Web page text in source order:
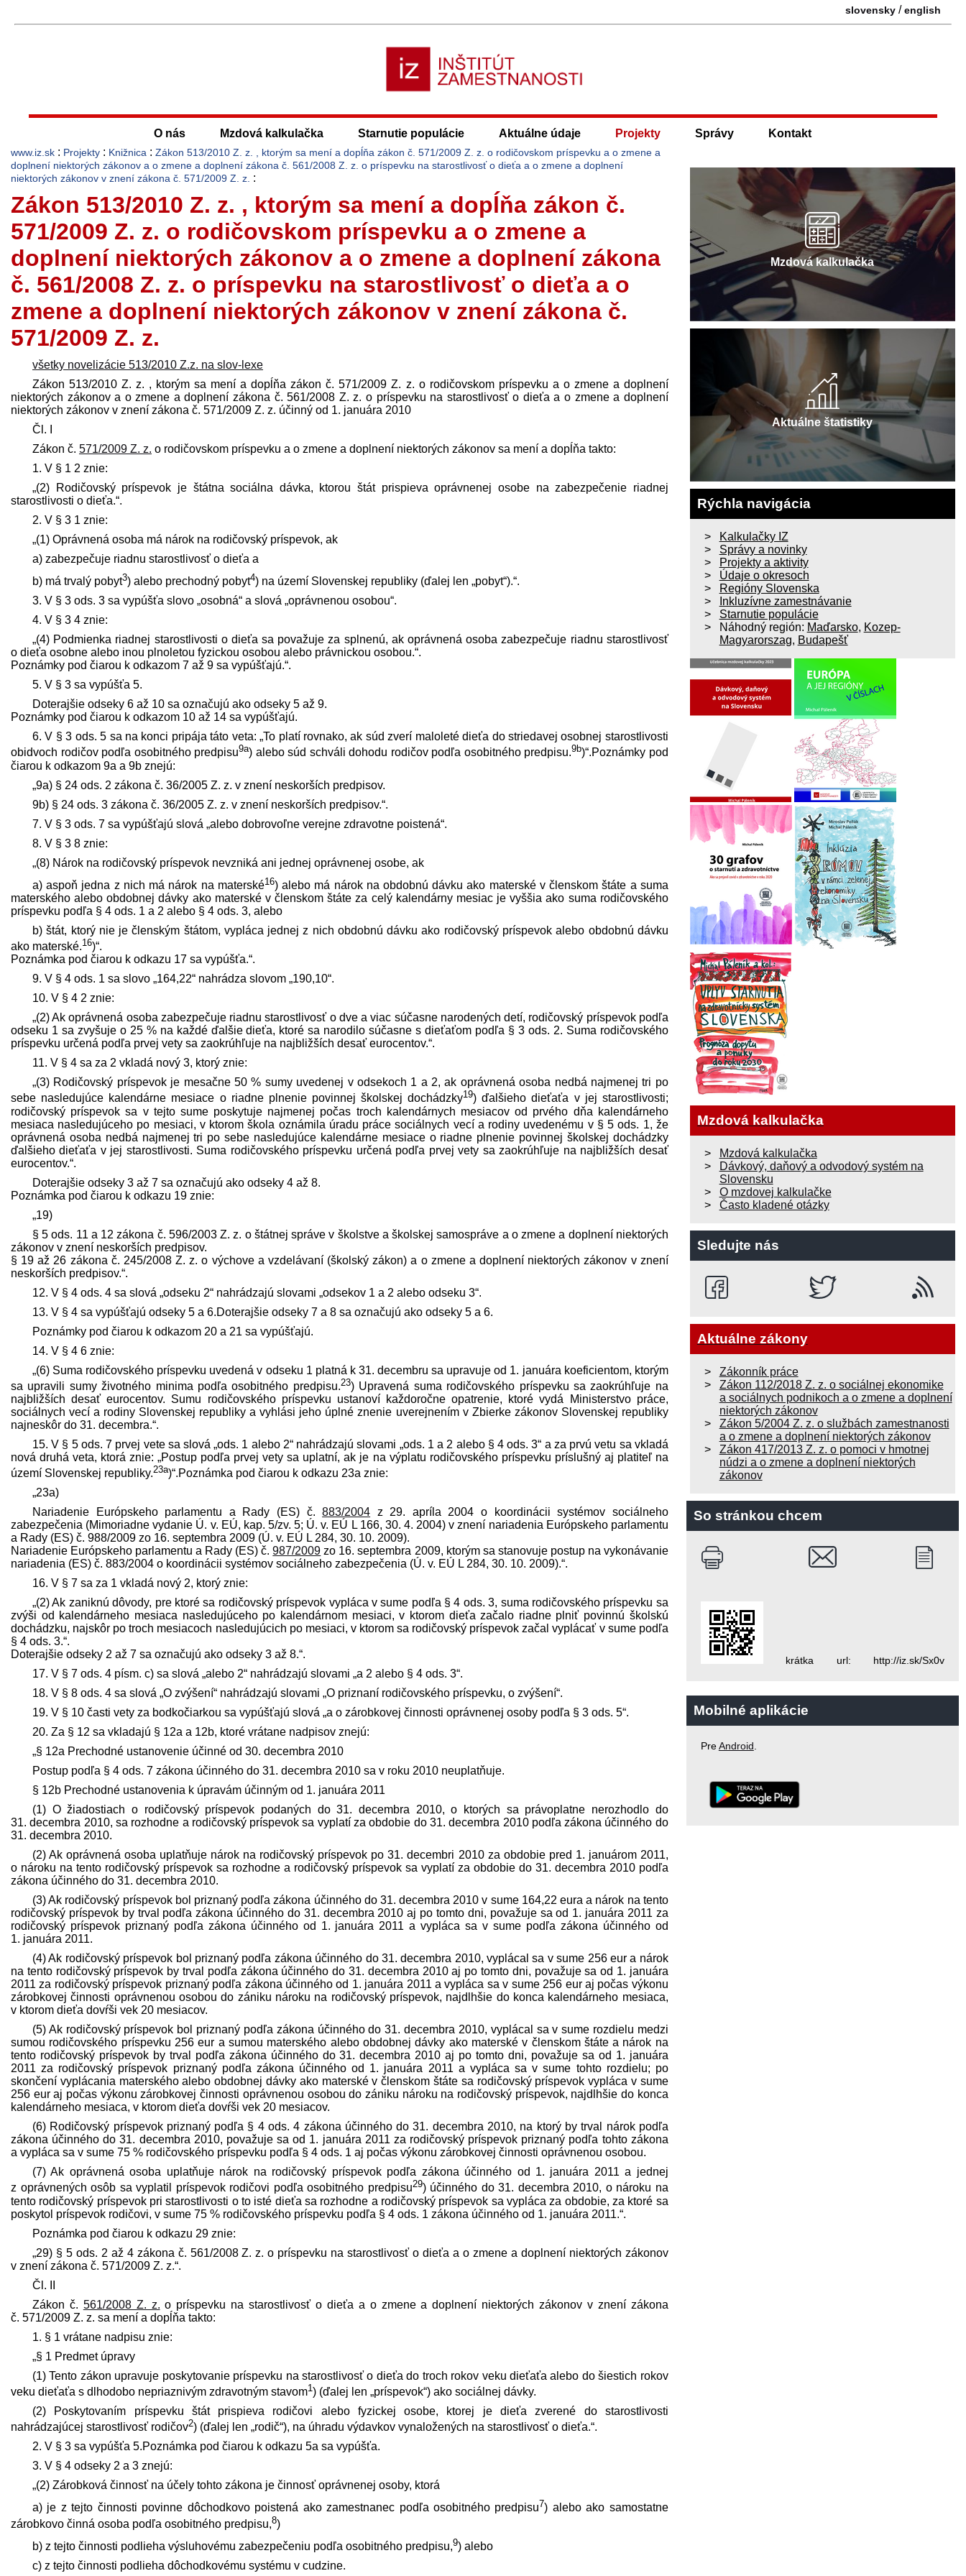
slovensky /english
O nás Mzdová kalkulačka Starnutie populácie Aktuálne údaje Projekty Správy Kontakt
www.iz.sk : Projekty : Knižnica : Zákon 513/2010 Z. z. , ktorým sa mení a dopĺňa zákon č. 571/2009 Z. z. o rodičovskom príspevku a o zmene a
doplnení niektorých zákonov a o zmene a doplnení zákona č. 561/2008 Z. z. o príspevku na starostlivosť o dieťa a o zmene a doplnení
niektorých zákonov v znení zákona č. 571/2009 Z. z. :
Zákon 513/2010 Z. z. , ktorým sa mení a dopĺňa zákon č.
571/2009 Z. z. o rodičovskom príspevku a o zmene a
doplnení niektorých zákonov a o zmene a doplnení zákona
č. 561/2008 Z. z. o príspevku na starostlivosť o dieťa a o
zmene a doplnení niektorých zákonov v znení zákona č.
571/2009 Z. z.
všetky novelizácie 513/2010 Z.z. na slov-lexe
Zákon 513/2010 Z. z. , ktorým sa mení a dopĺňa zákon č. 571/2009 Z. z. o rodičovskom príspevku a o zmene a doplnení
niektorých zákonov a o zmene a doplnení zákona č. 561/2008 Z. z. o príspevku na starostlivosť o dieťa a o zmene a doplnení
niektorých zákonov v znení zákona č. 571/2009 Z. z. účinný od 1. januára 2010
Čl. I
Zákon č. 571/2009 Z. z. o rodičovskom príspevku a o zmene a doplnení niektorých zákonov sa mení a dopĺňa takto:
1. V § 1 2 znie:
„(2) Rodičovský príspevok je štátna sociálna dávka, ktorou štát prispieva oprávnenej osobe na zabezpečenie riadnej
starostlivosti o dieťa.“.
2. V § 3 1 znie:
„(1) Oprávnená osoba má nárok na rodičovský príspevok, ak
a) zabezpečuje riadnu starostlivosť o dieťa a
b) má trvalý pobyt3) alebo prechodný pobyt4) na území Slovenskej republiky (ďalej len „pobyt“).“.
3. V § 3 ods. 3 sa vypúšťa slovo „osobná“ a slová „oprávnenou osobou“.
4. V § 3 4 znie:
„(4) Podmienka riadnej starostlivosti o dieťa sa považuje za splnenú, ak oprávnená osoba zabezpečuje riadnu starostlivosť
o dieťa osobne alebo inou plnoletou fyzickou osobou alebo právnickou osobou.“.
Poznámky pod čiarou k odkazom 7 až 9 sa vypúšťajú.“.
5. V § 3 sa vypúšťa 5.
Doterajšie odseky 6 až 10 sa označujú ako odseky 5 až 9.
Poznámky pod čiarou k odkazom 10 až 14 sa vypúšťajú.
6. V § 3 ods. 5 sa na konci pripája táto veta: „To platí rovnako, ak súd zverí maloleté dieťa do striedavej osobnej starostlivosti
obidvoch rodičov podľa osobitného pred­pisu9a) alebo súd schváli dohodu rodičov podľa osobitného pred­pisu.9b)“.Poznámky pod
čiarou k odkazom 9a a 9b znejú:
„9a) § 24 ods. 2 zákona č. 36/2005 Z. z. v znení neskorších pred­pisov.
9b) § 24 ods. 3 zákona č. 36/2005 Z. z. v znení neskorších pred­pisov.“.
7. V § 3 ods. 7 sa vypúšťajú slová „alebo dobrovoľne verejne zdravotne poistená“.
8. V § 3 8 znie:
„(8) Nárok na rodičovský príspevok nevzniká ani jednej oprávnenej osobe, ak
a) aspoň jedna z nich má nárok na materské16) alebo má nárok na obdobnú dávku ako materské v členskom štáte a suma
materského alebo obdobnej dávky ako materské v členskom štáte za celý kalendárny mesiac je vyššia ako suma rodičovského
príspevku podľa § 4 ods. 1 a 2 alebo § 4 ods. 3, alebo
b) štát, ktorý nie je členským štátom, vypláca jednej z nich obdobnú dávku ako rodičovský príspevok alebo obdobnú dávku
ako materské.16)“.
Poznámka pod čiarou k odkazu 17 sa vypúšťa.“.
9. V § 4 ods. 1 sa slovo „164,22“ nahrádza slovom „190,10“.
10. V § 4 2 znie:
„(2) Ak oprávnená osoba zabezpečuje riadnu starostlivosť o dve a viac súčasne narodených detí, rodičovský príspevok podľa
odseku 1 sa zvyšuje o 25 % na každé ďalšie dieťa, ktoré sa narodilo súčasne s dieťaťom podľa § 3 ods. 2. Suma rodičovského
príspevku určená podľa prvej vety sa zaokrúhľuje na najbližších desať eurocentov.“.
11. V § 4 sa za 2 vkladá nový 3, ktorý znie:
„(3) Rodičovský príspevok je mesačne 50 % sumy uvedenej v odsekoch 1 a 2, ak oprávnená osoba nedbá najmenej tri po
sebe nasledujúce kalendárne mesiace o riadne plnenie povinnej školskej dochádzky19) ďalšieho dieťaťa v jej starostlivosti;
rodičovský príspevok sa v tejto sume poskytuje najmenej počas troch kalendárnych mesiacov od prvého dňa kalendárneho
mesiaca nasledujúceho po mesiaci, v ktorom škola oznámila úradu práce sociálnych vecí a rodiny uvedenému v § 5 ods. 1, že
oprávnená osoba nedbá najmenej tri po sebe nasledujúce kalendárne mesiace o riadne plnenie povinnej školskej dochádzky
ďalšieho dieťaťa v jej starostlivosti. Suma rodičovského príspevku určená podľa prvej vety sa zaokrúhľuje na najbližších desať
eurocentov.“.
Doterajšie odseky 3 až 7 sa označujú ako odseky 4 až 8.
Poznámka pod čiarou k odkazu 19 znie:
„19)
§ 5 ods. 11 a 12 zákona č. 596/2003 Z. z. o štátnej správe v školstve a školskej samospráve a o zmene a doplnení niektorých
zákonov v znení neskorších pred­pisov.
§ 19 až 26 zákona č. 245/2008 Z. z. o výchove a vzdelávaní (školský zákon) a o zmene a doplnení niektorých zákonov v znení
neskorších pred­pisov.“.
12. V § 4 ods. 4 sa slová „odseku 2“ nahrádzajú slovami „odsekov 1 a 2 alebo odseku 3“.
13. V § 4 sa vypúšťajú odseky 5 a 6.Doterajšie odseky 7 a 8 sa označujú ako odseky 5 a 6.
Poznámky pod čiarou k odkazom 20 a 21 sa vypúšťajú.
14. V § 4 6 znie:
„(6) Suma rodičovského príspevku uvedená v odseku 1 platná k 31. decembru sa upravuje od 1. januára koeficientom, ktorým
sa upravili sumy životného minima podľa osobitného pred­pisu.23) Upravená suma rodičovského príspevku sa zaokrúhľuje na
najbližších desať eurocentov. Sumu rodičovského príspevku ustanoví každoročne opatrenie, ktoré vydá Ministerstvo práce,
sociálnych vecí a rodiny Slovenskej republiky a vyhlási jeho úplné znenie uverejnením v Zbierke zákonov Slovenskej republiky
najneskôr do 31. decembra.“.
15. V § 5 ods. 7 prvej vete sa slová „ods. 1 alebo 2“ nahrádzajú slovami „ods. 1 a 2 alebo § 4 ods. 3“ a za prvú vetu sa vkladá
nová druhá veta, ktorá znie: „Postup podľa prvej vety sa uplatní, ak je na výplatu rodičovského príspevku príslušný aj platiteľ na
území Slovenskej republiky.23a)“.Poznámka pod čiarou k odkazu 23a znie:
„23a)
Nariadenie Európskeho parlamentu a Rady (ES) č.883/2004 z 29. apríla 2004 o koordinácii systémov sociálneho
zabezpečenia (Mimoriadne vydanie Ú. v. EÚ, kap. 5/zv. 5; Ú. v. EÚ L 166, 30. 4. 2004) v znení nariadenia Európskeho parlamentu
a Rady (ES) č. 988/2009 zo 16. septembra 2009 (Ú. v. EÚ L 284, 30. 10. 2009).
Nariadenie Európskeho parlamentu a Rady (ES) č.987/2009 zo 16. septembra 2009, ktorým sa stanovuje postup na vykonávanie
nariadenia (ES) č. 883/2004 o koordinácii systémov sociálneho zabezpečenia (Ú. v. EÚ L 284, 30. 10. 2009).“.
16. V § 7 sa za 1 vkladá nový 2, ktorý znie:
„(2) Ak zaniknú dôvody, pre ktoré sa rodičovský príspevok vypláca v sume podľa § 4 ods. 3, suma rodičovského príspevku sa
zvýši od kalendárneho mesiaca nasledujúceho po kalendárnom mesiaci, v ktorom dieťa začalo riadne plniť povinnú školskú
dochádzku, najskôr po troch mesiacoch nasledujúcich po mesiaci, v ktorom sa rodičovský príspevok začal vyplácať v sume podľa
§ 4 ods. 3.“.
Doterajšie odseky 2 až 7 sa označujú ako odseky 3 až 8.“.
17. V § 7 ods. 4 písm. c) sa slová „alebo 2“ nahrádzajú slovami „a 2 alebo § 4 ods. 3“.
18. V § 8 ods. 4 sa slová „O zvýšení“ nahrádzajú slovami „O priznaní rodičovského príspevku, o zvýšení“.
19. V § 10 časti vety za bodkočiarkou sa vypúšťajú slová „a o zárobkovej činnosti oprávnenej osoby podľa § 3 ods. 5“.
20. Za § 12 sa vkladajú § 12a a 12b, ktoré vrátane nadpisov znejú:
„§ 12a Prechodné ustanovenie účinné od 30. decembra 2010
Postup podľa § 4 ods. 7 zákona účinného do 31. decembra 2010 sa v roku 2010 neuplatňuje.
§ 12b Prechodné ustanovenia k úpravám účinným od 1. januára 2011
(1) O žiadostiach o rodičovský príspevok podaných do 31. decembra 2010, o ktorých sa právoplatne nerozhodlo do
31. decembra 2010, sa rozhodne a rodičovský príspevok sa vyplatí za obdobie do 31. decembra 2010 podľa zákona účinného do
31. decembra 2010.
(2) Ak oprávnená osoba uplatňuje nárok na rodičovský príspevok po 31. decembri 2010 za obdobie pred 1. januárom 2011,
o nároku na tento rodičovský príspevok sa rozhodne a rodičovský príspevok sa vyplatí za obdobie do 31. decembra 2010 podľa
zákona účinného do 31. decembra 2010.
(3) Ak rodičovský príspevok bol priznaný podľa zákona účinného do 31. decembra 2010 v sume 164,22 eura a nárok na tento
rodičovský príspevok by trval podľa zákona účinného do 31. decembra 2010 aj po tomto dni, považuje sa od 1. januára 2011 za
rodičovský príspevok priznaný podľa zákona účinného od 1. januára 2011 a vypláca sa v sume podľa zákona účinného od
1. januára 2011.
(4) Ak rodičovský príspevok bol priznaný podľa zákona účinného do 31. decembra 2010, vyplácal sa v sume 256 eur a nárok
na tento rodičovský príspevok by trval podľa zákona účinného do 31. decembra 2010 aj po tomto dni, považuje sa od 1. januára
2011 za rodičovský príspevok priznaný podľa zákona účinného od 1. januára 2011 a vypláca sa v sume 256 eur aj počas výkonu
zárobkovej činnosti oprávnenou osobou do zániku nároku na rodičovský príspevok, najdlhšie do konca kalendárneho mesiaca,
v ktorom dieťa dovŕši vek 20 mesiacov.
(5) Ak rodičovský príspevok bol priznaný podľa zákona účinného do 31. decembra 2010, vyplácal sa v sume rozdielu medzi
sumou rodičovského príspevku 256 eur a sumou materského alebo obdobnej dávky ako materské v členskom štáte a nárok na
tento rodičovský príspevok by trval podľa zákona účinného do 31. decembra 2010 aj po tomto dni, považuje sa od 1. januára
2011 za rodičovský príspevok priznaný podľa zákona účinného od 1. januára 2011 a vypláca sa v sume tohto rozdielu; po
skončení vyplácania materského alebo obdobnej dávky ako materské v členskom štáte sa rodičovský príspevok vypláca v sume
256 eur aj počas výkonu zárobkovej činnosti oprávnenou osobou do zániku nároku na rodičovský príspevok, najdlhšie do konca
kalendárneho mesiaca, v ktorom dieťa dovŕši vek 20 mesiacov.
(6) Rodičovský príspevok priznaný podľa § 4 ods. 4 zákona účinného do 31. decembra 2010, na ktorý by trval nárok podľa
zákona účinného do 31. decembra 2010, považuje sa od 1. januára 2011 za rodičovský príspevok priznaný podľa tohto zákona
a vypláca sa v sume 75 % rodičovského príspevku podľa § 4 ods. 1 aj počas výkonu zárobkovej činnosti oprávnenou osobou.
(7) Ak oprávnená osoba uplatňuje nárok na rodičovský príspevok podľa zákona účinného od 1. januára 2011 a jednej
z oprávnených osôb sa vyplatil príspevok rodičovi podľa osobitného pred­pisu29) účinného do 31. decembra 2010, o nároku na
tento rodičovský príspevok pri starostlivosti o to isté dieťa sa rozhodne a rodičovský príspevok sa vypláca za obdobie, za ktoré sa
poskytol príspevok rodičovi, v sume 75 % rodičovského príspevku podľa § 4 ods. 1 zákona účinného od 1. januára 2011.“.
Poznámka pod čiarou k odkazu 29 znie:
„29) § 5 ods. 2 až 4 zákona č. 561/2008 Z. z. o príspevku na starostlivosť o dieťa a o zmene a doplnení niektorých zákonov
v znení zákona č. 571/2009 Z. z.“.
Čl. II
Zákon č. 561/2008 Z. z. o príspevku na starostlivosť o dieťa a o zmene a doplnení niektorých zákonov v znení zákona
č. 571/2009 Z. z. sa mení a dopĺňa takto:
1. § 1 vrátane nadpisu znie:
„§ 1 Predmet úpravy
(1) Tento zákon upravuje poskytovanie príspevku na starostlivosť o dieťa do troch rokov veku dieťaťa alebo do šiestich rokov
veku dieťaťa s dlhodobo nepriaznivým zdravotným stavom1) (ďalej len „príspevok“) ako sociálnej dávky.
(2) Poskytovaním príspevku štát prispieva rodičovi alebo fyzickej osobe, ktorej je dieťa zverené do starostlivosti
nahrádzajúcej starostlivosť rodičov2) (ďalej len „rodič“), na úhradu výdavkov vynaložených na starostlivosť o dieťa.“.
2. V § 3 sa vypúšťa 5.Poznámka pod čiarou k odkazu 5a sa vypúšťa.
3. V § 4 odseky 2 a 3 znejú:
„(2) Zárobková činnosť na účely tohto zákona je činnosť oprávnenej osoby, ktorá
a) je z tejto činnosti povinne dôchodkovo poistená ako zamestnanec podľa osobitného pred­pisu7) alebo ako samostatne
zárobkovo činná osoba podľa osobitného pred­pisu,8)
b) z tejto činnosti podlieha výsluhovému zabezpečeniu podľa osobitného pred­pisu,9) alebo
c) z tejto činnosti podlieha dôchodkovému systému v cudzine.
Mzdová kalkulačka
Aktuálne štatistiky
Rýchla navigácia
Kalkulačky IZ
Správy a novinky
Projekty a aktivity
Údaje o okresoch
Regióny Slovenska
Inkluzívne zamestnávanie
Starnutie populácie
Náhodný región: Maďarsko, Kozep-
Magyarorszag, Budapešť
Mzdová kalkulačka
Mzdová kalkulačka
Dávkový, daňový a odvodový systém na
Slovensku
O mzdovej kalkulačke
Často kladené otázky
Sledujte nás
Aktuálne zákony
Zákonník práce
Zákon 112/2018 Z. z. o sociálnej ekonomike
a sociálnych podnikoch a o zmene a doplnení
niektorých zákonov
Zákon 5/2004 Z. z. o službách zamestnanosti
a o zmene a doplnení niektorých zákonov
Zákon 417/2013 Z. z. o pomoci v hmotnej
núdzi a o zmene a doplnení niektorých
zákonov
So stránkou chcem
krátka url: http://iz.sk/Sx0v
Mobilné aplikácie
PreAndroid